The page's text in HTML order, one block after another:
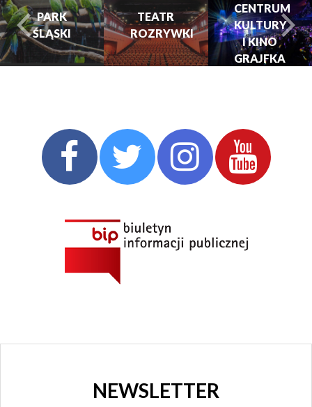
PARK
ŚLĄSKI
TEATR
ROZRYWKI
CENTRUM
KULTURY
I KINO
GRAJFKA
turysta.Previous
NEWSLETTER